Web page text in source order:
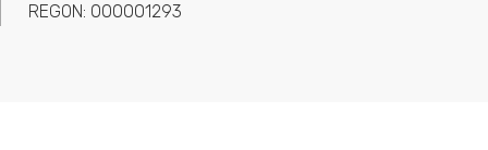
REGON: 000001293